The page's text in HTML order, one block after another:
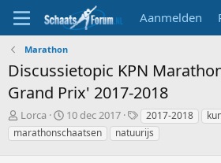
Aanmelden
Marathon
Discussietopic KPN
Grand Prix' 2017-2018
T
o
p
Lorca
S
t
a
10 dec 2017
T
a
g
2017-2018
marathonschaatsen
natuurijs